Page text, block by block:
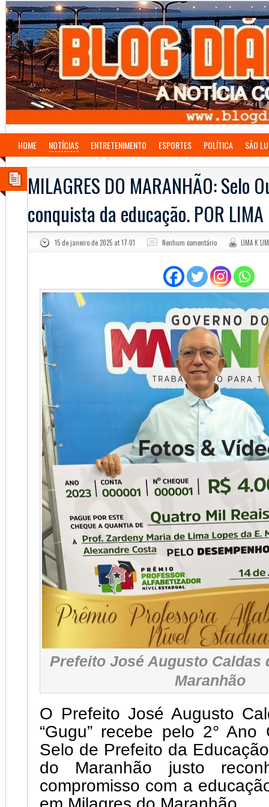
HOME NOTÍCIAS ENTRETENIMENTO ESPORTES POLÍTICA SÃO
MILAGRES DO MARANHÃO: Selo
conquista da educação. POR
15 de janeiro de 2025 at 17:01 Nenhum comentário LIMA K
Prefeito José Augusto Caldas
Maranhão
O Prefeito José Augusto
“Gugu” recebe pelo 2° Ano
Selo de Prefeito da
do Maranhão justo
compromisso com a